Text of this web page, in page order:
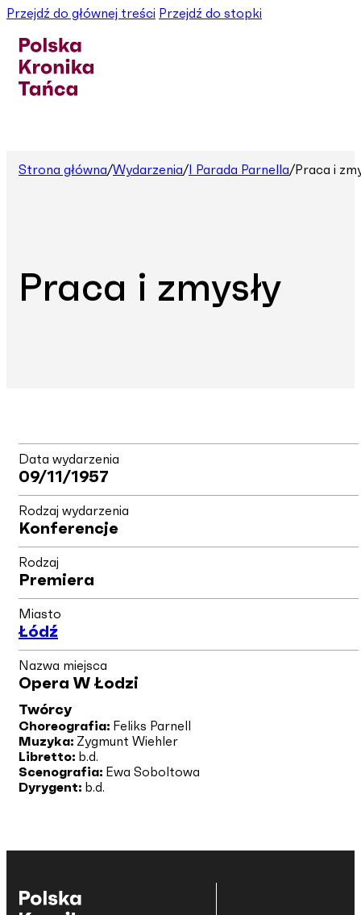
Przejdź do głównej treści Przejdź do stopki
Strona główna/Wydarzenia/ I Parada Parnella/Praca i
Praca i zmysły
Data wydarzenia
09/11/1957
Rodzaj wydarzenia
Konferencje
Rodzaj
Premiera
Miasto
Łódź
Nazwa miejsca
Opera W Łodzi
Twórcy
Choreografia: Feliks Parnell
Muzyka: Zygmunt Wiehler
Libretto: b.d.
Scenografia: Ewa Soboltowa
Dyrygent: b.d.